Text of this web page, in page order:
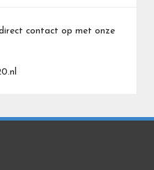
contact op met onze